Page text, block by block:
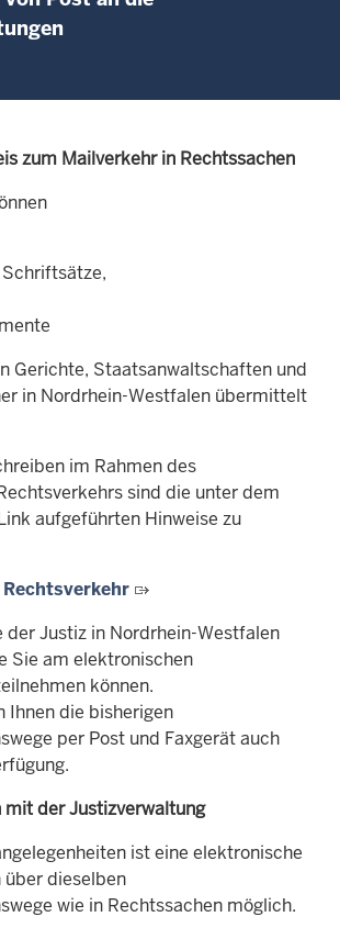
zum Mailverkehr in Rechtssachen
Gerichte, Staatsanwaltschaften und
in Nordrhein-Westfalen übermittelt
im Rahmen des
sind die unter dem
aufgeführten Hinweise zu
der Justiz in Nordrhein-Westfalen
Sie am elektronischen
können.
Ihnen die bisherigen
per Post und Faxgerät auch
der Justizverwaltung
ist eine elektronische
dieselben
wie in Rechtssachen möglich.